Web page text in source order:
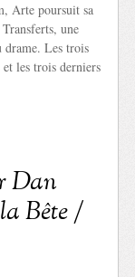
Arte poursuit sa
une
drame. Les trois
et les trois derniers
Dan
Bête /